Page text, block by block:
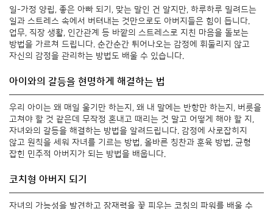
일-가정 양립, 좋은 아빠 되기, 맞는 말인 건 알지만, 하루하루 밀려드는
일과 스트레스 속에서 버텨내는 것만으로도 아버지들은 힘이 듭니다.
업무, 직장 생활, 인간관계 등 바깥의 스트레스로 지친 마음을 돌보는
방법을 가르쳐 드립니다. 순간순간 튀어나오는 감정에 휘둘리지 않고
자신의 감정을 관리하는 방법도 배울 수 있습니다.
아이와의 갈등을 현명하게 해결하는 법
우리 아이는 왜 매일 울기만 하는지, 왜 내 말에는 반항만 하는지, 버릇을
고쳐야 할 것 같은데 무작정 혼내고 때리는 것 말고 어떻게 해야 할 지,
자녀와의 갈등을 해결하는 방법을 알려드립니다. 감정에 사로잡히지
않고 원칙을 세워 자녀를 기르는 방법, 올바른 칭찬과 훈육 방법, 균형
잡힌 민주적 아버지가 되는 방법을 배웁니다.
코치형 아버지 되기
자녀의 가능성을 발견하고 잠재력을 꽃 피우는 코칭의 파워를 배울 수